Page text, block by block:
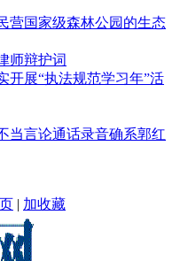
营国家级森林公园的生态
师辩护词
开展“执法规范学习年”活
当言论通话录音确系郭红
| 加收藏